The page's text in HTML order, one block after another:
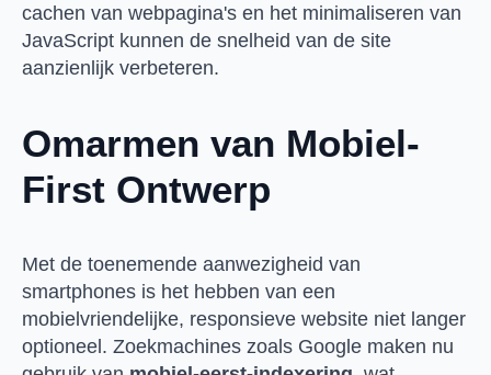
cachen van webpagina's en het minimaliseren van
JavaScript kunnen de snelheid van de site
aanzienlijk verbeteren.
Omarmen van Mobiel-
First Ontwerp
Met de toenemende aanwezigheid van
smartphones is het hebben van een
mobielvriendelijke, responsieve website niet langer
optioneel. Zoekmachines zoals Google maken nu